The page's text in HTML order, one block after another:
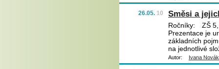
26.05. 10 Směsi a
Ročníky:
ZŠ
Prezentace je
základních
na jednotlivé
Autor: Ivana